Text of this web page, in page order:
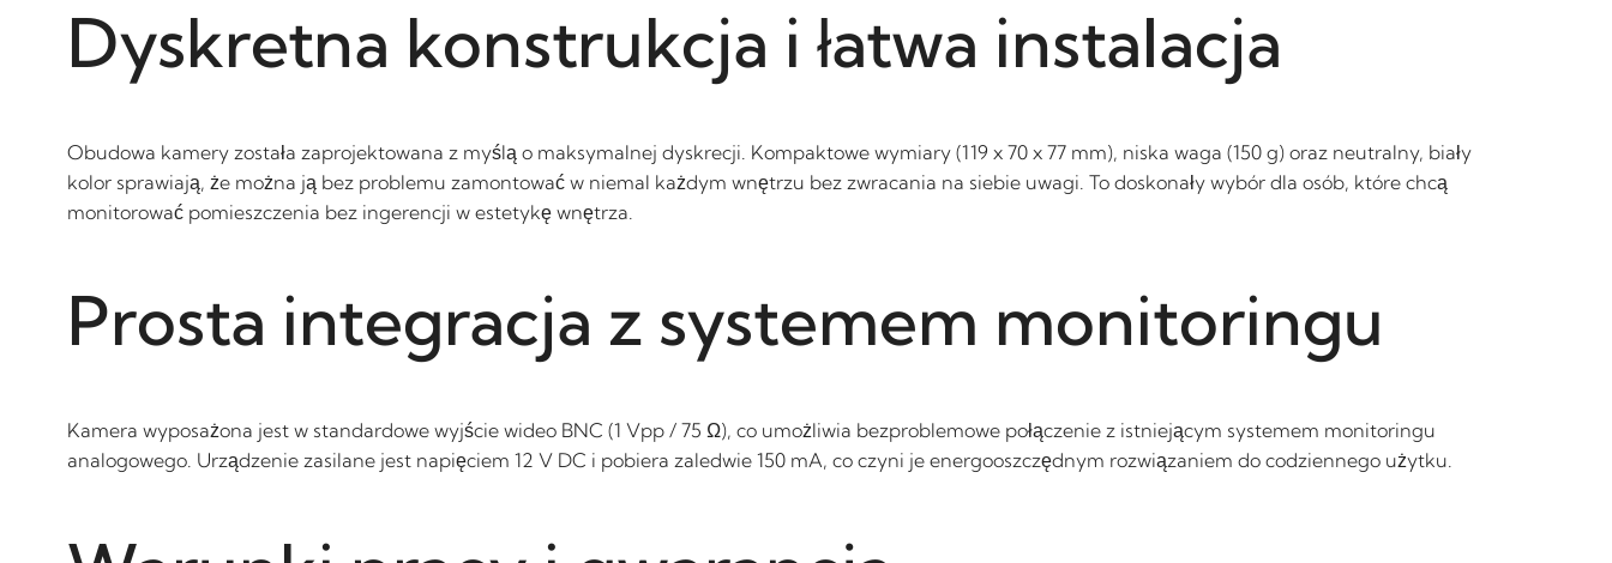
Dyskretna konstrukcja i łatwa instalacja
Obudowa kamery została zaprojektowana z myślą o maksymalnej dyskrecji. Kompaktowe wymiary (119 x 70 x 77 mm), niska waga (150 g) oraz neutralny, biały
kolor sprawiają, że można ją bez problemu zamontować w niemal każdym wnętrzu bez zwracania na siebie uwagi. To doskonały wybór dla osób, które chcą
monitorować pomieszczenia bez ingerencji w estetykę wnętrza.
Prosta integracja z systemem monitoringu
Kamera wyposażona jest w standardowe wyjście wideo BNC (1 Vpp / 75 Ω), co umożliwia bezproblemowe połączenie z istniejącym systemem monitoringu
analogowego. Urządzenie zasilane jest napięciem 12 V DC i pobiera zaledwie 150 mA, co czyni je energooszczędnym rozwiązaniem do codziennego użytku.